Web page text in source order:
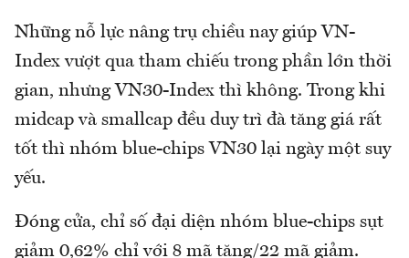
Những nỗ lực nâng trụ chiều nay giúp VN-
Index vượt qua tham chiếu trong phần lớn thời
gian, nhưng VN30-Index thì không. Trong khi
midcap và smallcap đều duy trì đà tăng giá rất
tốt thì nhóm blue-chips VN30 lại ngày một suy
yếu.
Đóng cửa, chỉ số đại diện nhóm blue-chips sụt
giảm 0,62% chỉ với 8 mã tăng/22 mã giảm.